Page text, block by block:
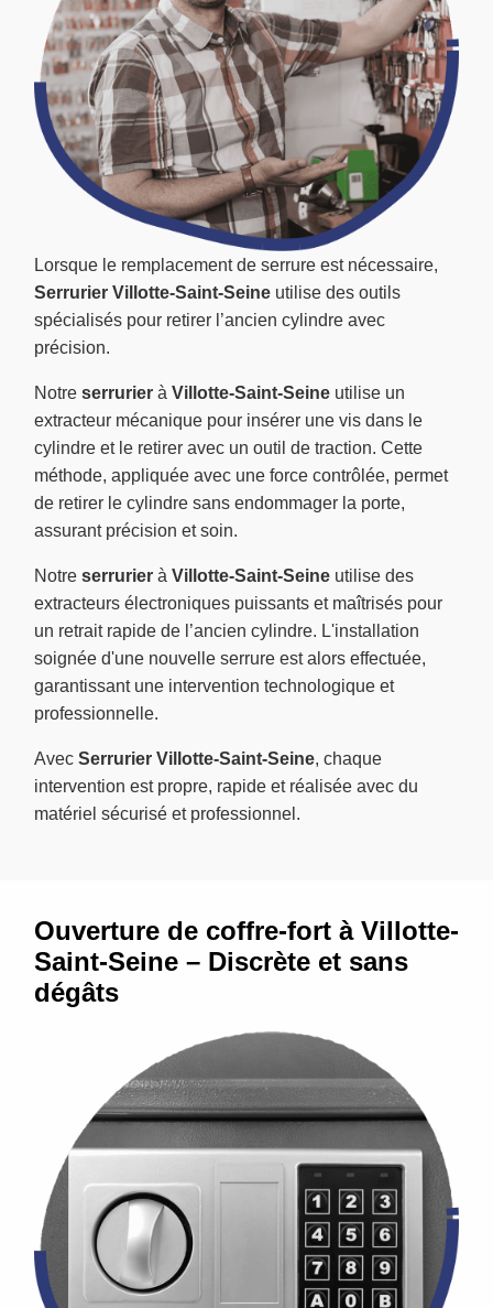
Lorsque le remplacement de serrure est nécessaire,
Serrurier Villotte-Saint-Seine utilise des outils
spécialisés pour retirer l’ancien cylindre avec
précision.
Notre serrurier à Villotte-Saint-Seine utilise un
extracteur mécanique pour insérer une vis dans le
cylindre et le retirer avec un outil de traction. Cette
méthode, appliquée avec une force contrôlée, permet
de retirer le cylindre sans endommager la porte,
assurant précision et soin.
Notre serrurier à Villotte-Saint-Seine utilise des
extracteurs électroniques puissants et maîtrisés pour
un retrait rapide de l’ancien cylindre. L'installation
soignée d'une nouvelle serrure est alors effectuée,
garantissant une intervention technologique et
professionnelle.
Avec Serrurier Villotte-Saint-Seine, chaque
intervention est propre, rapide et réalisée avec du
matériel sécurisé et professionnel.
Ouverture de coffre-fort à Villotte-
Saint-Seine – Discrète et sans
dégâts